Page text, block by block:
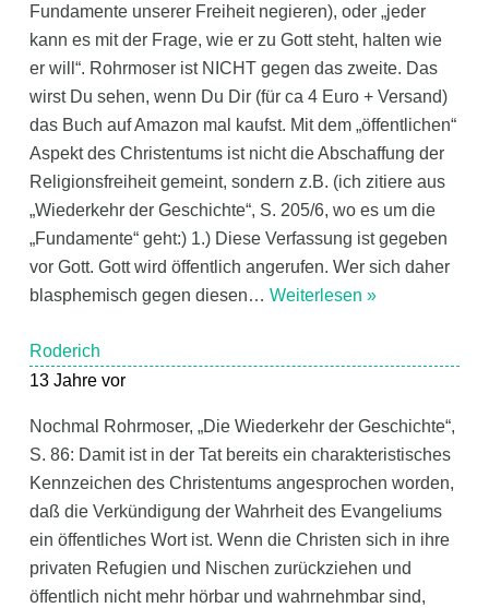
Fundamente unserer Freiheit negieren), oder „jeder
kann es mit der Frage, wie er zu Gott steht, halten wie
er will“. Rohrmoser ist NICHT gegen das zweite. Das
wirst Du sehen, wenn Du Dir (für ca 4 Euro + Versand)
das Buch auf Amazon mal kaufst. Mit dem „öffentlichen“
Aspekt des Christentums ist nicht die Abschaffung der
Religionsfreiheit gemeint, sondern z.B. (ich zitiere aus
„Wiederkehr der Geschichte“, S. 205/6, wo es um die
„Fundamente“ geht:) 1.) Diese Verfassung ist gegeben
vor Gott. Gott wird öffentlich angerufen. Wer sich daher
blasphemisch gegen diesen… Weiterlesen »
Roderich
13 Jahre vor
Nochmal Rohrmoser, „Die Wiederkehr der Geschichte“,
S. 86: Damit ist in der Tat bereits ein charakteristisches
Kennzeichen des Christentums angesprochen worden,
daß die Verkündigung der Wahrheit des Evangeliums
ein öffentliches Wort ist. Wenn die Christen sich in ihre
privaten Refugien und Nischen zurückziehen und
öffentlich nicht mehr hörbar und wahrnehmbar sind,